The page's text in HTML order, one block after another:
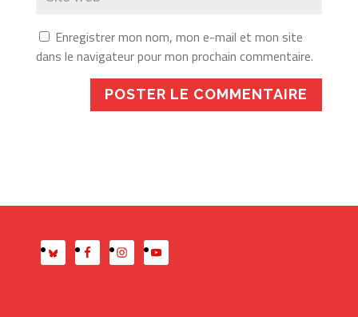
Enregistrer mon nom, mon e-mail et mon site
dans le navigateur pour mon prochain commentaire.